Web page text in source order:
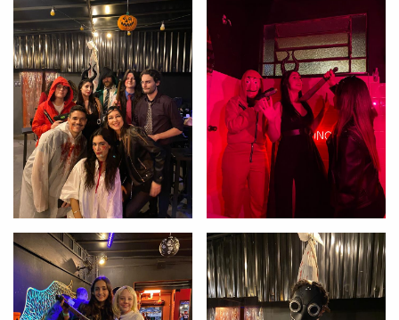
Preencha com seus dados abaixo e
já vamos te colocar em contato
com a: